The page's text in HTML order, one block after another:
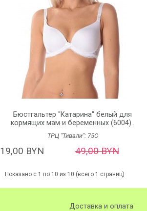
Бюстгальтер "Катарина" белый для
кормящих мам и беременных (6004)..
ТРЦ "Тивали": 75C
19,00 BYN 49,00 BYN
Показано с 1 по 10 из 10 (всего 1 страниц)
Доставка и оплата